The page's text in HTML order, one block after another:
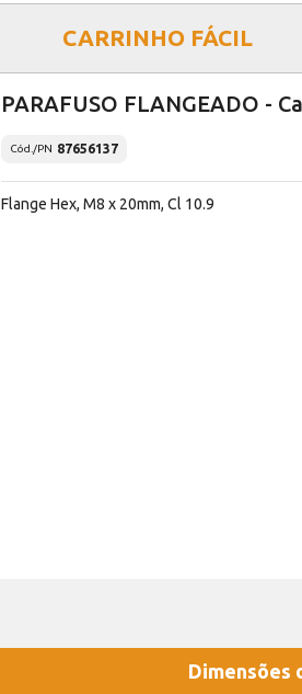
CARRINHO FÁCIL
PARAFUSO FLANGEADO -
Cód./PN 87656137
Flange Hex, M8 x 20mm, Cl 10.9
Dimensões